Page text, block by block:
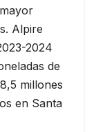
Alpire
2024
de
millones
en Santa